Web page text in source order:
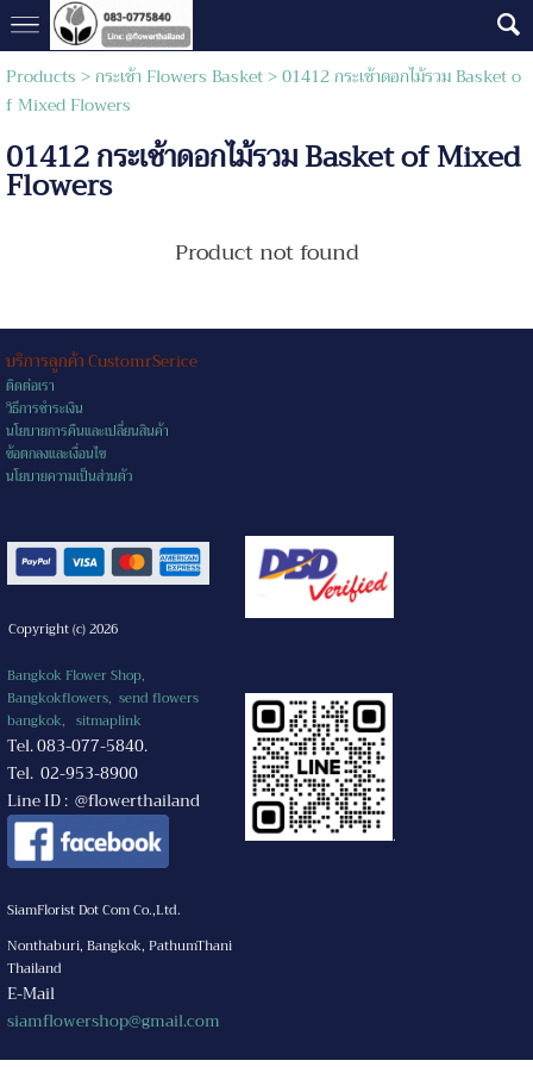
Products > กระเช้า Flowers Basket> 01412 กระเช้าดอกไม้รวม Basket o
f Mixed Flowers
01412 กระเช้าดอกไม้รวม Basket of Mixed
Flowers
Product not found
บริการลูกค้า CustomrSerice
ติดต่อเรา
วิธีการชำระเงิน
นโยบายการคืนและเปลี่ยนสินค้า
ข้อตกลงและเงื่อนไข
นโยบายความเป็นส่วนตัว
Copyright (c) 2026
Bangkok Flower Shop,
Bangkokflowers, send flowers
bangkok, sitmaplink
Tel. 083-077-5840.
Tel. 02-953-8900
Line ID : @flowerthailand
.
SiamFlorist Dot Com Co.,Ltd.
Nonthaburi, Bangkok, PathumThani
Thailand
E-Mail
siamflowershop@gmail.com